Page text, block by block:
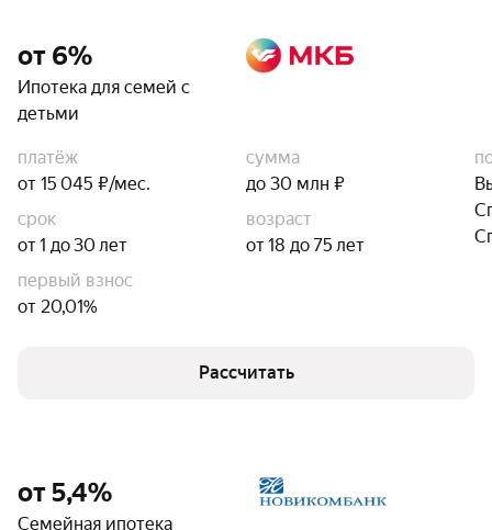
от 6%
Ипотека для семей с
детьми
платёж
от 15 045 ₽/мес.
сумма
до 30 млн ₽
срок
от 1 до 30 лет
возраст
от 18 до 75 лет
первый взнос
от 20,01%
Рассчитать
от 5,4%
Семейная ипотека